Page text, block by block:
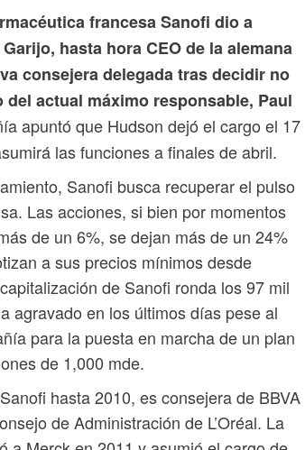
francesa Sanofi dio a
hasta hora CEO de la alemana
consejera delegada tras decidir no
del actual máximo responsable, Paul
apuntó que Hudson dejó el cargo el 17
las funciones a finales de abril.
Sanofi busca recuperar el pulso
Las acciones, si bien por momentos
de un 6%, se dejan más de un 24%
a sus precios mínimos desde
de Sanofi ronda los 97 mil
agravado en los últimos días pese al
para la puesta en marcha de un plan
de 1,000 mde.
hasta 2010, es consejera de BBVA
de Administración de L’Oréal. La